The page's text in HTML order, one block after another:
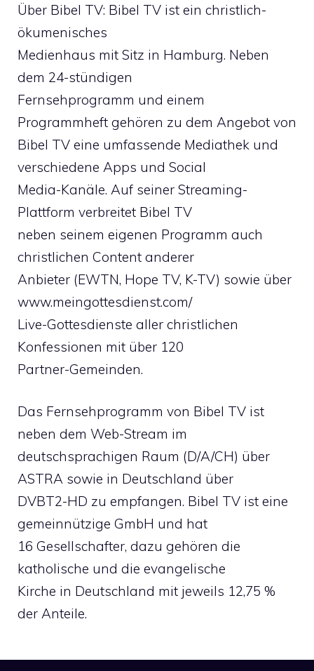
Über Bibel TV: Bibel TV ist ein christlich-
ökumenisches
Medienhaus mit Sitz in Hamburg. Neben
dem 24-stündigen
Fernsehprogramm und einem
Programmheft gehören zu dem Angebot von
Bibel TV eine umfassende Mediathek und
verschiedene Apps und Social
Media-Kanäle. Auf seiner Streaming-
Plattform verbreitet Bibel TV
neben seinem eigenen Programm auch
christlichen Content anderer
Anbieter (EWTN, Hope TV, K-TV) sowie über
www.meingottesdienst.com/
Live-Gottesdienste aller christlichen
Konfessionen mit über 120
Partner-Gemeinden.
Das Fernsehprogramm von Bibel TV ist
neben dem Web-Stream im
deutschsprachigen Raum (D/A/CH) über
ASTRA sowie in Deutschland über
DVBT2-HD zu empfangen. Bibel TV ist eine
gemeinnützige GmbH und hat
16 Gesellschafter, dazu gehören die
katholische und die evangelische
Kirche in Deutschland mit jeweils 12,75 %
der Anteile.